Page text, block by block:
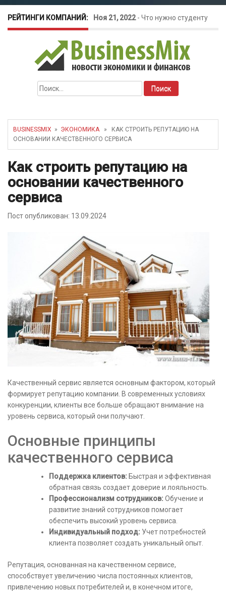
РЕЙТИНГИ КОМПАНИЙ: Ноя 21, 2022- Что нужно студенту
для открытия бизнеса?
Окт 26, 2022-Телефония для
amoCRM: лучшие инструменты для
бизнеса
как защитить свой бизнес?
Найти:
BUSINESSMIX » ЭКОНОМИКА» КАК СТРОИТЬ РЕПУТАЦИЮ НА
ОСНОВАНИИ КАЧЕСТВЕННОГО СЕРВИСА
Как строить репутацию на
основании качественного
сервиса
Пост опубликован: 13.09.2024
Качественный сервис является основным фактором, который
формирует репутацию компании. В современных условиях
конкуренции, клиенты все больше обращают внимание на
уровень сервиса, который они получают.
Основные принципы
качественного сервиса
Поддержка клиентов: Быстрая и эффективная
обратная связь создает доверие и лояльность.
Профессионализм сотрудников: Обучение и
развитие знаний сотрудников помогает
обеспечить высокий уровень сервиса.
Индивидуальный подход: Учет потребностей
клиента позволяет создать уникальный опыт.
Репутация, основанная на качественном сервисе,
способствует увеличению числа постоянных клиентов,
привлечению новых потребителей и, в конечном итоге,